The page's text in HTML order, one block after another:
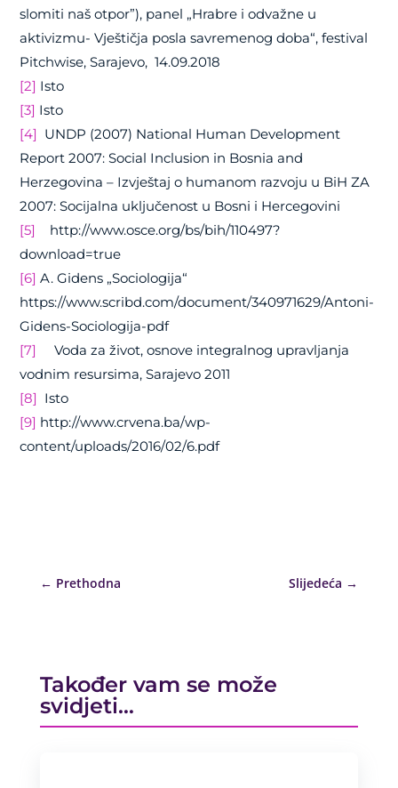
slomiti naš otpor”), panel „Hrabre i odvažne u
aktivizmu- Vještičja posla savremenog doba“, festival
Pitchwise, Sarajevo, 14.09.2018
[2] Isto
[3] Isto
[4] UNDP (2007) National Human Development
Report 2007: Social Inclusion in Bosnia and
Herzegovina – Izvještaj o humanom razvoju u BiH ZA
2007: Socijalna uključenost u Bosni i Hercegovini
[5]
http://www.osce.org/bs/bih/110497?
download=true
[6] A. Gidens „Sociologija“
https://www.scribd.com/document/340971629/Antoni-
Gidens-Sociologija-pdf
[7]
Voda za život, osnove integralnog upravljanja
vodnim resursima, Sarajevo 2011
[8] Isto
[9] http://www.crvena.ba/wp-
content/uploads/2016/02/6.pdf
← Prethodna Slijedeća →
Također vam se može
svidjeti…